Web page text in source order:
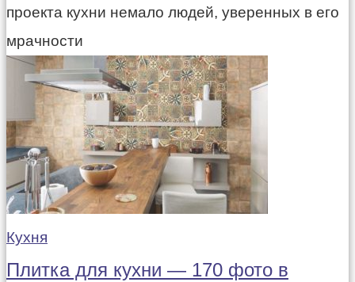
проекта кухни немало людей, уверенных в его
мрачности
Кухня
Плитка для кухни — 170 фото в